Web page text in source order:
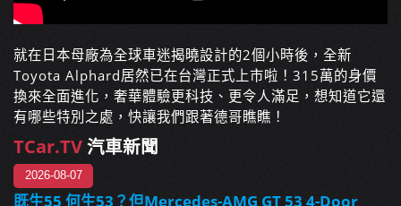
就在日本母廠為全球車迷揭曉設計的2個小時後，全新
Toyota Alphard居然已在台灣正式上市啦！315萬的身價
換來全面進化，奢華體驗更科技、更令人滿足，想知道它還
有哪些特別之處，快讓我們跟著德哥瞧瞧！
TCar.TV汽車新聞
2026-08-07
既生55 何生53？但Mercedes-AMG GT 53 4-Door